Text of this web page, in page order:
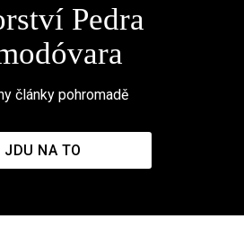
Pedra
články pohromadě
JDU NA TO